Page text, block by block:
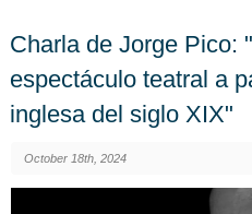
Charla de Jorge Pico:
espectáculo teatral a
inglesa del siglo XIX"
October 18th, 2024